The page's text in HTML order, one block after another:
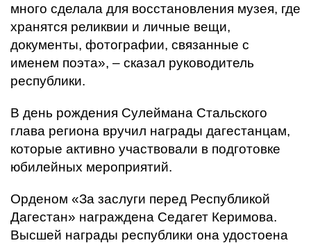
много сделала для восстановления музея, где
хранятся реликвии и личные вещи,
документы, фотографии, связанные с
именем поэта», – сказал руководитель
республики.
В день рождения Сулеймана Стальского
глава региона вручил награды дагестанцам,
которые активно участвовали в подготовке
юбилейных мероприятий.
Орденом «За заслуги перед Республикой
Дагестан» награждена Седагет Керимова.
Высшей награды республики она удостоена